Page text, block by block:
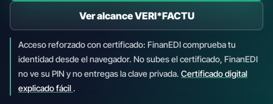
Ver alcance VERI*FACTU
Acceso reforzado con certificado: FinanEDI comprueba tu
identidad desde el navegador. No subes el certificado, FinanEDI
no ve su PIN y no entregas la clave privada. Certificado digital
explicado fácil .